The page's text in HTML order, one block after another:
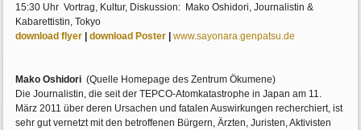
15:30 Uhr Vortrag, Kultur, Diskussion: Mako Oshidori, Journalistin &
Kabarettistin, Tokyo
download flyer |download Poster |www.sayonara.genpatsu.de
Mako Oshidori (Quelle Homepage des Zentrum Ökumene)
Die Journalistin, die seit der TEPCO-Atomkatastrophe in Japan am 11.
März 2011 über deren Ursachen und fatalen Auswirkungen recherchiert, ist
sehr gut vernetzt mit den betroffenen Bürgern, Ärzten, Juristen, Aktivisten